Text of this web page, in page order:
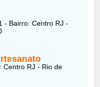
- Bairro: Centro RJ -
Centro RJ - Rio de